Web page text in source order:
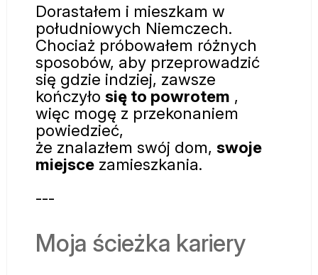
Dorastałem i mieszkam w
południowych Niemczech.
Chociaż próbowałem różnych
sposobów, aby przeprowadzić
się gdzie indziej, zawsze
kończyło się to powrotem ,
więc mogę z przekonaniem
powiedzieć,
że znalazłem swój dom, swoje
miejsce zamieszkania.
---
Moja ścieżka kariery